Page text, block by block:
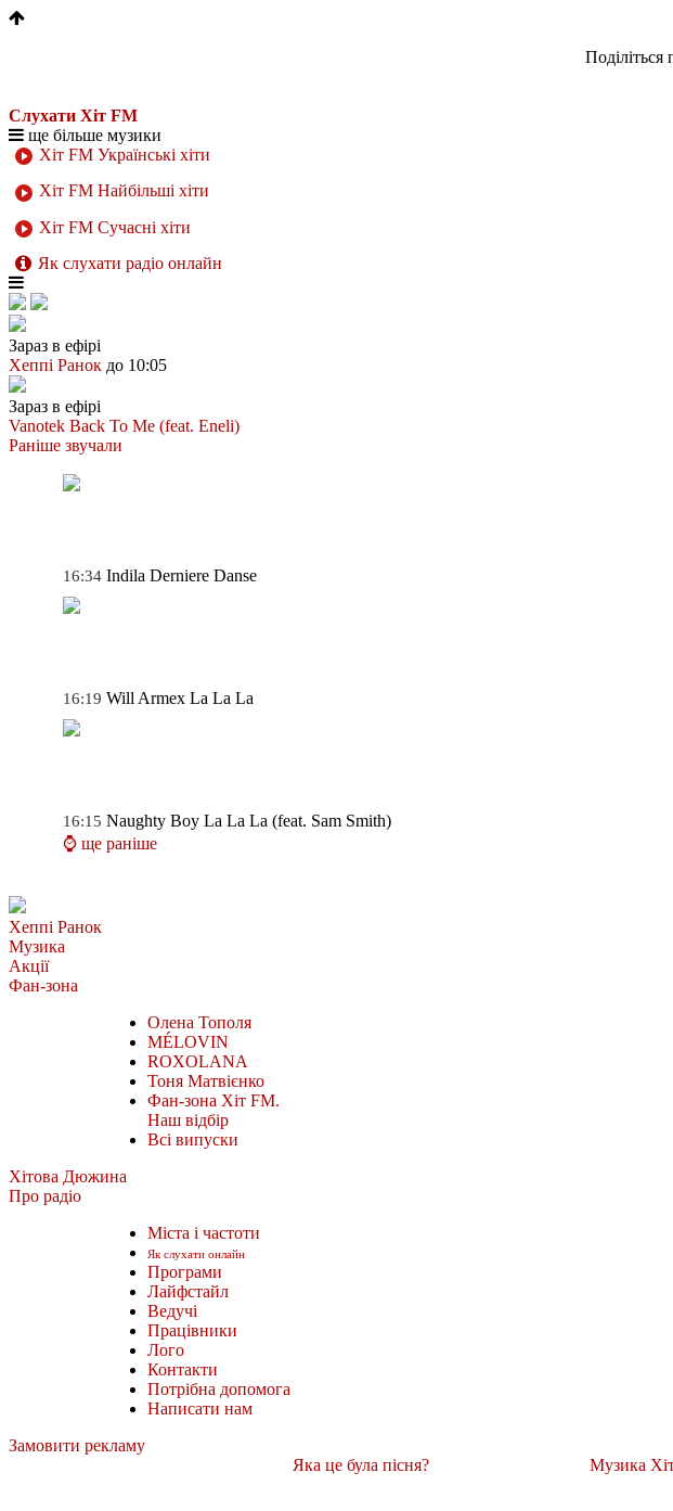
Поділіться
Слухати Хіт FM
ще більше музики
Хіт FM Українські хіти
Хіт FM Найбільші хіти
Хіт FM Сучасні хіти
Як слухати радіо онлайн
Зараз в ефірі
Хеппі Ранок до 10:05
Зараз в ефірі
Vanotek Back To Me (feat. Eneli)
Раніше звучали
16:34 Indila Derniere Danse
16:19 Will Armex La La La
16:15 Naughty Boy La La La (feat. Sam Smith)
⌚ ще раніше
Хеппі Ранок
Музика
Акції
Фан-зона
Олена Тополя
MÉLOVIN
ROXOLANA
Тоня Матвієнко
Фан-зона Хіт FM.
Наш відбір
Всі випуски
Хітова Дюжина
Про радіо
Міста і частоти
Як слухати онлайн
Програми
Лайфстайл
Ведучі
Працівники
Лого
Контакти
Потрібна допомога
Написати нам
Замовити рекламу
Яка це була пісня?
Музика